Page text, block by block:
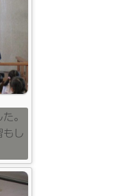
。
もし